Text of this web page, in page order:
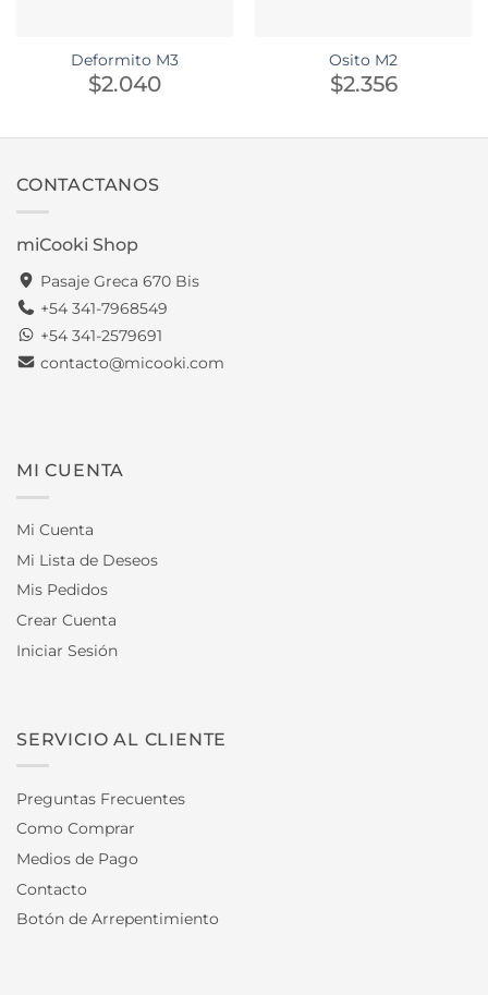
Deformito M3
$2.040
Osito M2
$2.356
CONTACTANOS
miCooki Shop
Pasaje Greca 670 Bis
+54 341-7968549
+54 341-2579691
contacto@micooki.com
MI CUENTA
Mi Cuenta
Mi Lista de Deseos
Mis Pedidos
Crear Cuenta
Iniciar Sesión
SERVICIO AL CLIENTE
Preguntas Frecuentes
Como Comprar
Medios de Pago
Contacto
Botón de Arrepentimiento